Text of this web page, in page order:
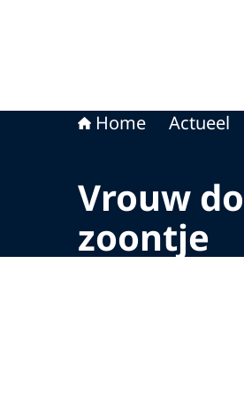
Home Actueel
Vrouw
zoontje